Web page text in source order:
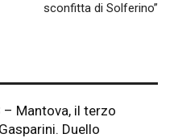
sconfitta di Solferino”
– Mantova, il terzo
Duello